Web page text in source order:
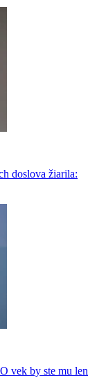
doslova žiarila:
vek by ste mu len